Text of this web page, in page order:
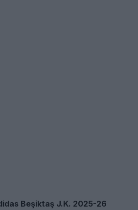
Beşiktaş J.K. 2025-26